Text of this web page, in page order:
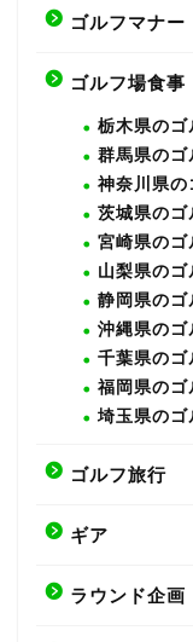
ゴルフマナー
ゴルフ場食事
栃木県のゴ
群馬県のゴ
神奈川県の
茨城県のゴ
宮崎県のゴ
山梨県のゴ
静岡県のゴ
沖縄県のゴ
千葉県のゴ
福岡県のゴ
埼玉県のゴ
ゴルフ旅行
ギア
ラウンド企画